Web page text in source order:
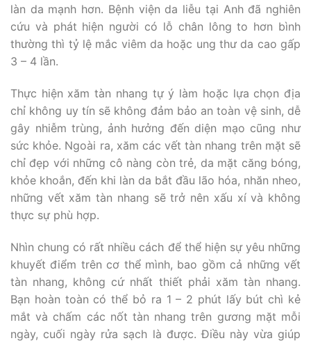
làn da mạnh hơn. Bệnh viện da liễu tại Anh đã nghiên
cứu và phát hiện người có lỗ chân lông to hơn bình
thường thì tỷ lệ mắc viêm da hoặc ung thư da cao gấp
3 – 4 lần.
Thực hiện xăm tàn nhang tự ý làm hoặc lựa chọn địa
chỉ không uy tín sẽ không đảm bảo an toàn vệ sinh, dễ
gây nhiễm trùng, ảnh hưởng đến diện mạo cũng như
sức khỏe. Ngoài ra, xăm các vết tàn nhang trên mặt sẽ
chỉ đẹp với những cô nàng còn trẻ, da mặt căng bóng,
khỏe khoắn, đến khi làn da bắt đầu lão hóa, nhăn nheo,
những vết xăm tàn nhang sẽ trở nên xấu xí và không
thực sự phù hợp.
Nhìn chung có rất nhiều cách để thể hiện sự yêu những
khuyết điểm trên cơ thể mình, bao gồm cả những vết
tàn nhang, không cứ nhất thiết phải xăm tàn nhang.
Bạn hoàn toàn có thể bỏ ra 1 – 2 phút lấy bút chì kẻ
mắt và chấm các nốt tàn nhang trên gương mặt mỗi
ngày, cuối ngày rửa sạch là được. Điều này vừa giúp